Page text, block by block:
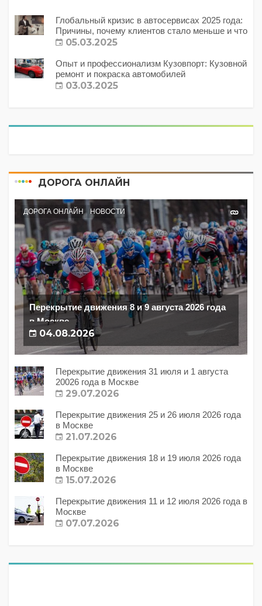
Глобальный кризис в автосервисах 2025 года:
Причины, почему клиентов стало меньше и что
с этим делать?
05.03.2025
Опыт и профессионализм Кузовпорт: Кузовной
ремонт и покраска автомобилей
03.03.2025
ДОРОГА ОНЛАЙН
ДОРОГА ОНЛАЙН НОВОСТИ
Перекрытие движения 8 и 9 августа 2026 года
в Москве
04.08.2026
Перекрытие движения 31 июля и 1 августа
20026 года в Москве
29.07.2026
Перекрытие движения 25 и 26 июля 2026 года
в Москве
21.07.2026
Перекрытие движения 18 и 19 июля 2026 года
в Москве
15.07.2026
Перекрытие движения 11 и 12 июля 2026 года в
Москве
07.07.2026